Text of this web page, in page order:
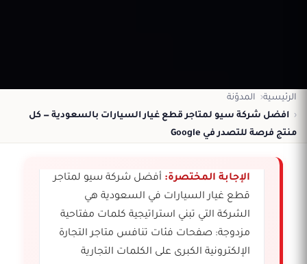
الرئيسية
المدوّنة
افضل شركة سيو لمتاجر قطع غيار السيارات بالسعودية — كل
منتج فرصة للتصدر في Google
الإجابة المختصرة: أفضل شركة سيو لمتاجر
قطع غيار السيارات في السعودية هي
الشركة التي تبني استراتيجية كلمات مفتاحية
مزدوجة: صفحات فئات تنافس متاجر التجارة
الإلكترونية الكبرى على الكلمات التجارية